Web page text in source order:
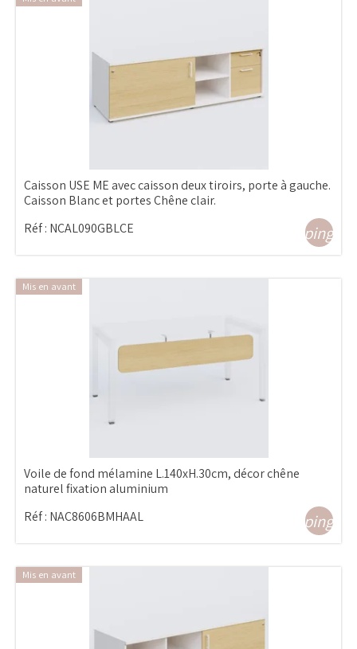
Caisson USE ME avec caisson deux tiroirs, porte à gauche.
Caisson Blanc et portes Chêne clair.
Réf : NCAL090GBLCE
Mis en avant
Voile de fond mélamine L.140xH.30cm, décor chêne
naturel fixation aluminium
Réf : NAC8606BMHAAL
Mis en avant